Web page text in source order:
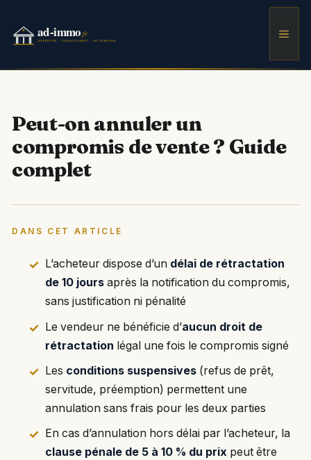
contenu
Peut-on annuler un
compromis de vente ? Guide
complet
DANS CET ARTICLE
L’acheteur dispose d’un délai de rétractation
de 10 joursaprès la notification du compromis,
sans justification ni pénalité
Le vendeur ne bénéficie d’aucun droit de
rétractation légal une fois le compromis signé
Les conditions suspensives(refus de prêt,
servitude, préemption) permettent une
annulation sans frais pour les deux parties
En cas d’annulation hors délai par l’acheteur, la
clause pénale de 5 à 10 % du prixpeut être